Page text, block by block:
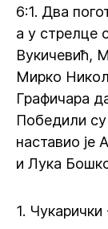
6:1. Два
а у стрелце
Вукичевић,
Мирко
Графичара
Победили су
наставио је
и Лука
1.